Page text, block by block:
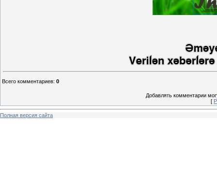
Всего комментариев: 0
Добавлять комментарии
[
Полная версия сайта